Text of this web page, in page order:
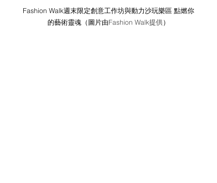
Fashion Walk週末限定創意工作坊與動力沙玩樂區 點燃你
的藝術靈魂（圖片由Fashion Walk提供）